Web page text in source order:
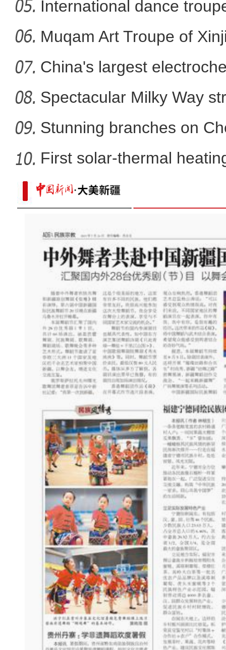
阿克苏好地方·旅游篇——
新疆温宿：连片油葵花盛
International dance
Muqam Art Troupe of
China's largest
storag
Spectacular Milky Way
Stunning branches on
First solar-thermal